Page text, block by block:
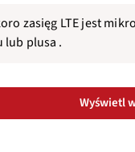
zasięg LTE jest
lub plusa .
Wyświetl